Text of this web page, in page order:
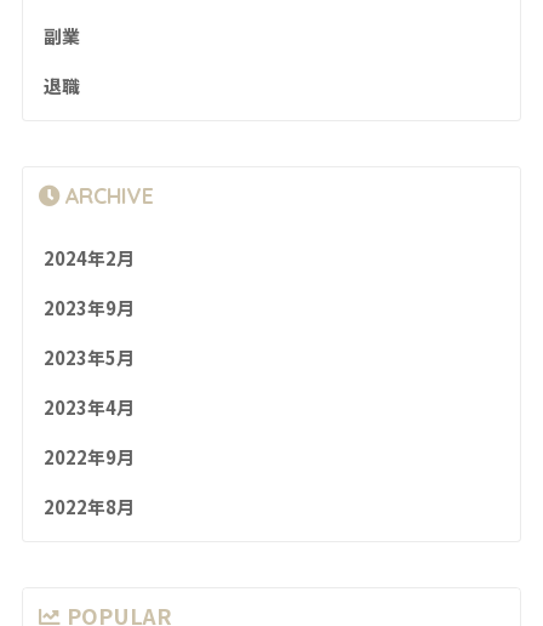
副業
退職
ARCHIVE
2024年2月
2023年9月
2023年5月
2023年4月
2022年9月
2022年8月
POPULAR